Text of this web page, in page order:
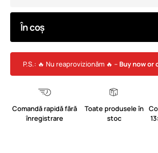
În coș
P.S.: 🔥 Nu reaprovizionăm 🔥 – Buy now or
Comandă rapidă fără
înregistrare
Toate produsele în
stoc